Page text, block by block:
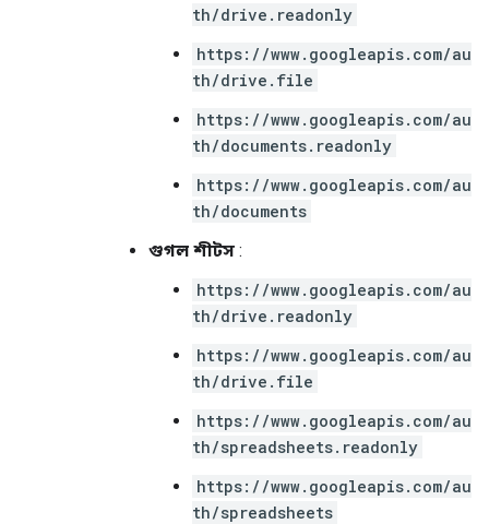
th/drive.readonly
https://www.googleapis.com/au
th/drive.file
https://www.googleapis.com/au
th/documents.readonly
https://www.googleapis.com/au
th/documents
গুগল শীটস :
https://www.googleapis.com/au
th/drive.readonly
https://www.googleapis.com/au
th/drive.file
https://www.googleapis.com/au
th/spreadsheets.readonly
https://www.googleapis.com/au
th/spreadsheets